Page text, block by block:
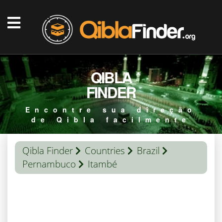
QIBLA
FINDER
Encontre sua direção
de Qibla facilmente
Qibla Finder Countries
Brazil
Pernambuco
Itambé